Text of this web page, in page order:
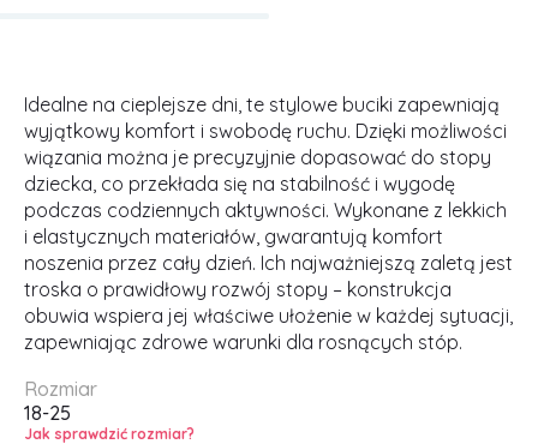
Idealne na cieplejsze dni, te stylowe buciki zapewniają
wyjątkowy komfort i swobodę ruchu. Dzięki możliwości
wiązania można je precyzyjnie dopasować do stopy
dziecka, co przekłada się na stabilność i wygodę
podczas codziennych aktywności. Wykonane z lekkich
i elastycznych materiałów, gwarantują komfort
noszenia przez cały dzień. Ich najważniejszą zaletą jest
troska o prawidłowy rozwój stopy – konstrukcja
obuwia wspiera jej właściwe ułożenie w każdej sytuacji,
zapewniając zdrowe warunki dla rosnących stóp.
Rozmiar
18-25
Jak sprawdzić rozmiar?